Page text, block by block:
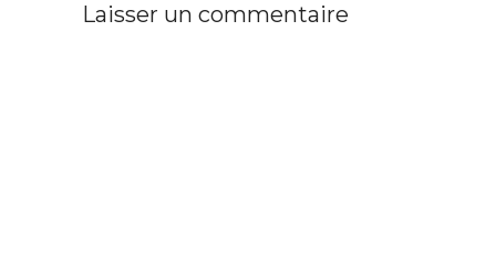
Laisser un commentaire